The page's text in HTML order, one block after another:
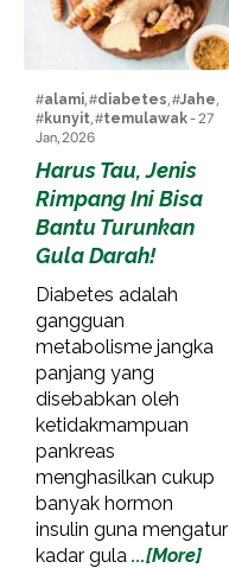
#alami, #diabetes, #Jahe,
#kunyit, #temulawak- 27
Jan, 2026
Harus Tau, Jenis
Rimpang Ini Bisa
Bantu Turunkan
Gula Darah!
Diabetes adalah
gangguan
metabolisme jangka
panjang yang
disebabkan oleh
ketidakmampuan
pankreas
menghasilkan cukup
banyak hormon
insulin guna mengatur
kadar gula ...[More]